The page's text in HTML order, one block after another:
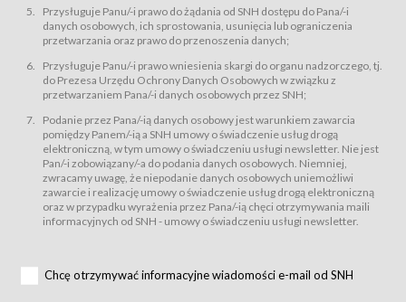
usługę zawierania na odległość umów nabycia Karnetów i Biletów,
usługę zawierania na odległość umów sprzedaży w Sklepie.
dnia 18 lipca 2002 r. o świadczeniu usług drogą elektroniczną (Dz.U. z 2002
r., Nr 144, poz. 1204, z późń. zm.). Usługi świadczone są nieodpłatnie.
Na zasadach określonych w Regulaminie dostęp do Serwisu jest otwarty dla
Usługobiorca przed rozpoczęciem korzystania z Serwisu jest zobowiązany
zapoznać się z Regulaminem. Założenie konta w Serwisie oraz zamówienie
usługi newsletter za pośrednictwem przeznaczonego do tego formularza
zamieszczonego na stronach Serwisu dostępnych dla wszystkich
Usługobiorców wymaga akceptacji postanowień Regulaminu.
Usługobiorca zobowiązany jest do przestrzegania postanowień Regulaminu
od chwili rozpoczęcia korzystania z Serwisu.
Regulamin jest udostępniony Usługobiorcom nieodpłatnie za
Warunki techniczne korzystania z Usług
Przysługuje Panu/-i prawo do żądania od SNH dostępu do Pana/-i
danych osobowych, ich sprostowania, usunięcia lub ograniczenia
przetwarzania oraz prawo do przenoszenia danych;
Przysługuje Panu/-i prawo wniesienia skargi do organu nadzorczego, tj.
do Prezesa Urzędu Ochrony Danych Osobowych w związku z
przetwarzaniem Pana/-i danych osobowych przez SNH;
Podanie przez Pana/-ią danych osobowy jest warunkiem zawarcia
pomiędzy Panem/-ią a SNH umowy o świadczenie usług drogą
elektroniczną, w tym umowy o świadczeniu usługi newsletter. Nie jest
Pan/-i zobowiązany/-a do podania danych osobowych. Niemniej,
zwracamy uwagę, że niepodanie danych osobowych uniemożliwi
zawarcie i realizację umowy o świadczenie usług drogą elektroniczną
oraz w przypadku wyrażenia przez Pana/-ią chęci otrzymywania maili
informacyjnych od SNH - umowy o świadczeniu usługi newsletter.
Chcę otrzymywać informacyjne wiadomości e-mail od SNH